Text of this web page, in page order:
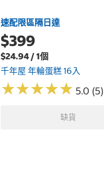
速配限區隔日達
$399
$24.94 / 1個
千年屋 年輪蛋糕 16入
★★★★★
★★★★★ 5.0 (5)
缺貨